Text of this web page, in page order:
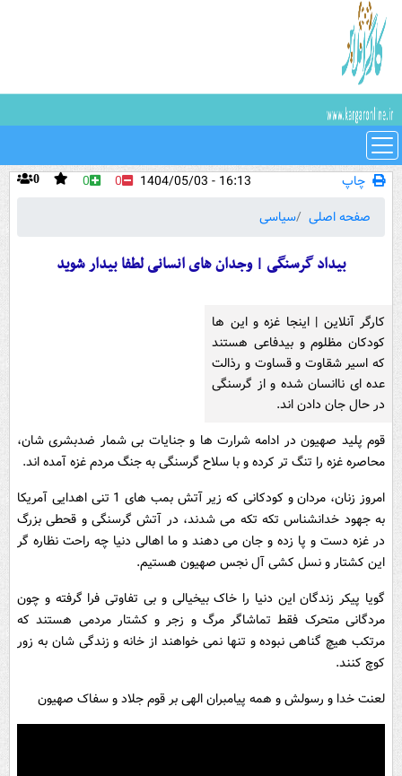
چاپ 0 0 0
16:13 - 1404/05/03
صفحه اصلی
سیاسی
بیداد گرسنگی | وجدان های انسانی لطفا بیدار شوید
کارگر آنلاین | اینجا غزه و این ها
کودکان مظلوم و بیدفاعی هستند
که اسیر شقاوت و قساوت و رذالت
عده ای ناانسان شده و از گرسنگی
در حال جان دادن اند.
قوم پلید صهیون در ادامه شرارت ها و جنایات بی شمار ضدبشری شان،
محاصره غزه را تنگ تر کرده و با سلاح گرسنگی به جنگ مردم غزه آمده اند.
امروز زنان، مردان و کودکانی که زیر آتش بمب های 1 تنی اهدایی آمریکا
به جهود خدانشناس تکه تکه می شدند، در آتش گرسنگی و قحطی بزرگ
در غزه دست و پا زده و جان می دهند و ما اهالی دنیا چه راحت نظاره گر
این کشتار و نسل کشی آل نجس صهیون هستیم.
گویا پیکر زندگان این دنیا را خاک بیخیالی و بی تفاوتی فرا گرفته و چون
مردگانی متحرک فقط تماشاگر مرگ و زجر و کشتار مردمی هستند که
مرتکب هیچ گناهی نبوده و تنها نمی خواهند از خانه و زندگی شان به زور
کوچ کنند.
لعنت خدا و رسولش و همه پیامبران الهی بر قوم جلاد و سفاک صهیون